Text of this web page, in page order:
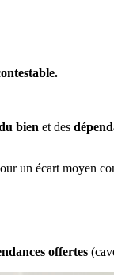
bien et des
un écart moyen
offertes